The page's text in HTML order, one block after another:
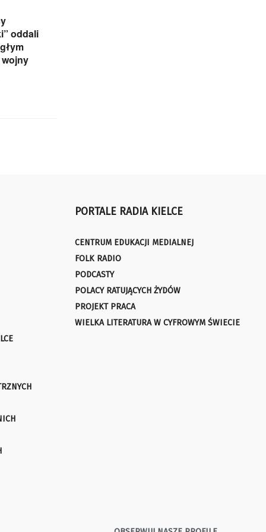
oddali
PORTALE RADIA KIELCE
CENTRUM EDUKACJI MEDIALNEJ
FOLK RADIO
PODCASTY
POLACY RATUJĄCYCH ŻYDÓW
PROJEKT PRACA
WIELKA LITERATURA W CYFROWYM ŚWIECIE